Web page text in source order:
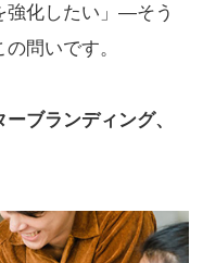
強化したい」―そう
問いです。
ブランディング、